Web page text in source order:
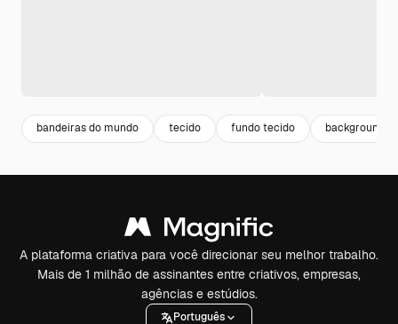
bandeiras do mundo tecido fundo tecido background
A plataforma criativa para você direcionar seu melhor trabalho.
Mais de 1 milhão de assinantes entre criativos, empresas,
agências e estúdios.
Português